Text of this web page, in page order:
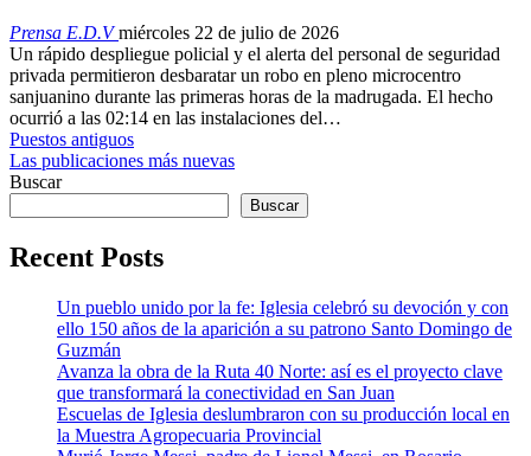
Prensa E.D.Vmiércoles 22 de julio de 2026
Un rápido despliegue policial y el alerta del personal de seguridad
privada permitieron desbaratar un robo en pleno microcentro
sanjuanino durante las primeras horas de la madrugada. El hecho
ocurrió a las 02:14 en las instalaciones del…
Puestos antiguos
Las publicaciones más nuevas
Buscar
Buscar
Recent Posts
Un pueblo unido por la fe: Iglesia celebró su devoción y con
ello 150 años de la aparición a su patrono Santo Domingo de
Guzmán
Avanza la obra de la Ruta 40 Norte: así es el proyecto clave
que transformará la conectividad en San Juan
Escuelas de Iglesia deslumbraron con su producción local en
la Muestra Agropecuaria Provincial